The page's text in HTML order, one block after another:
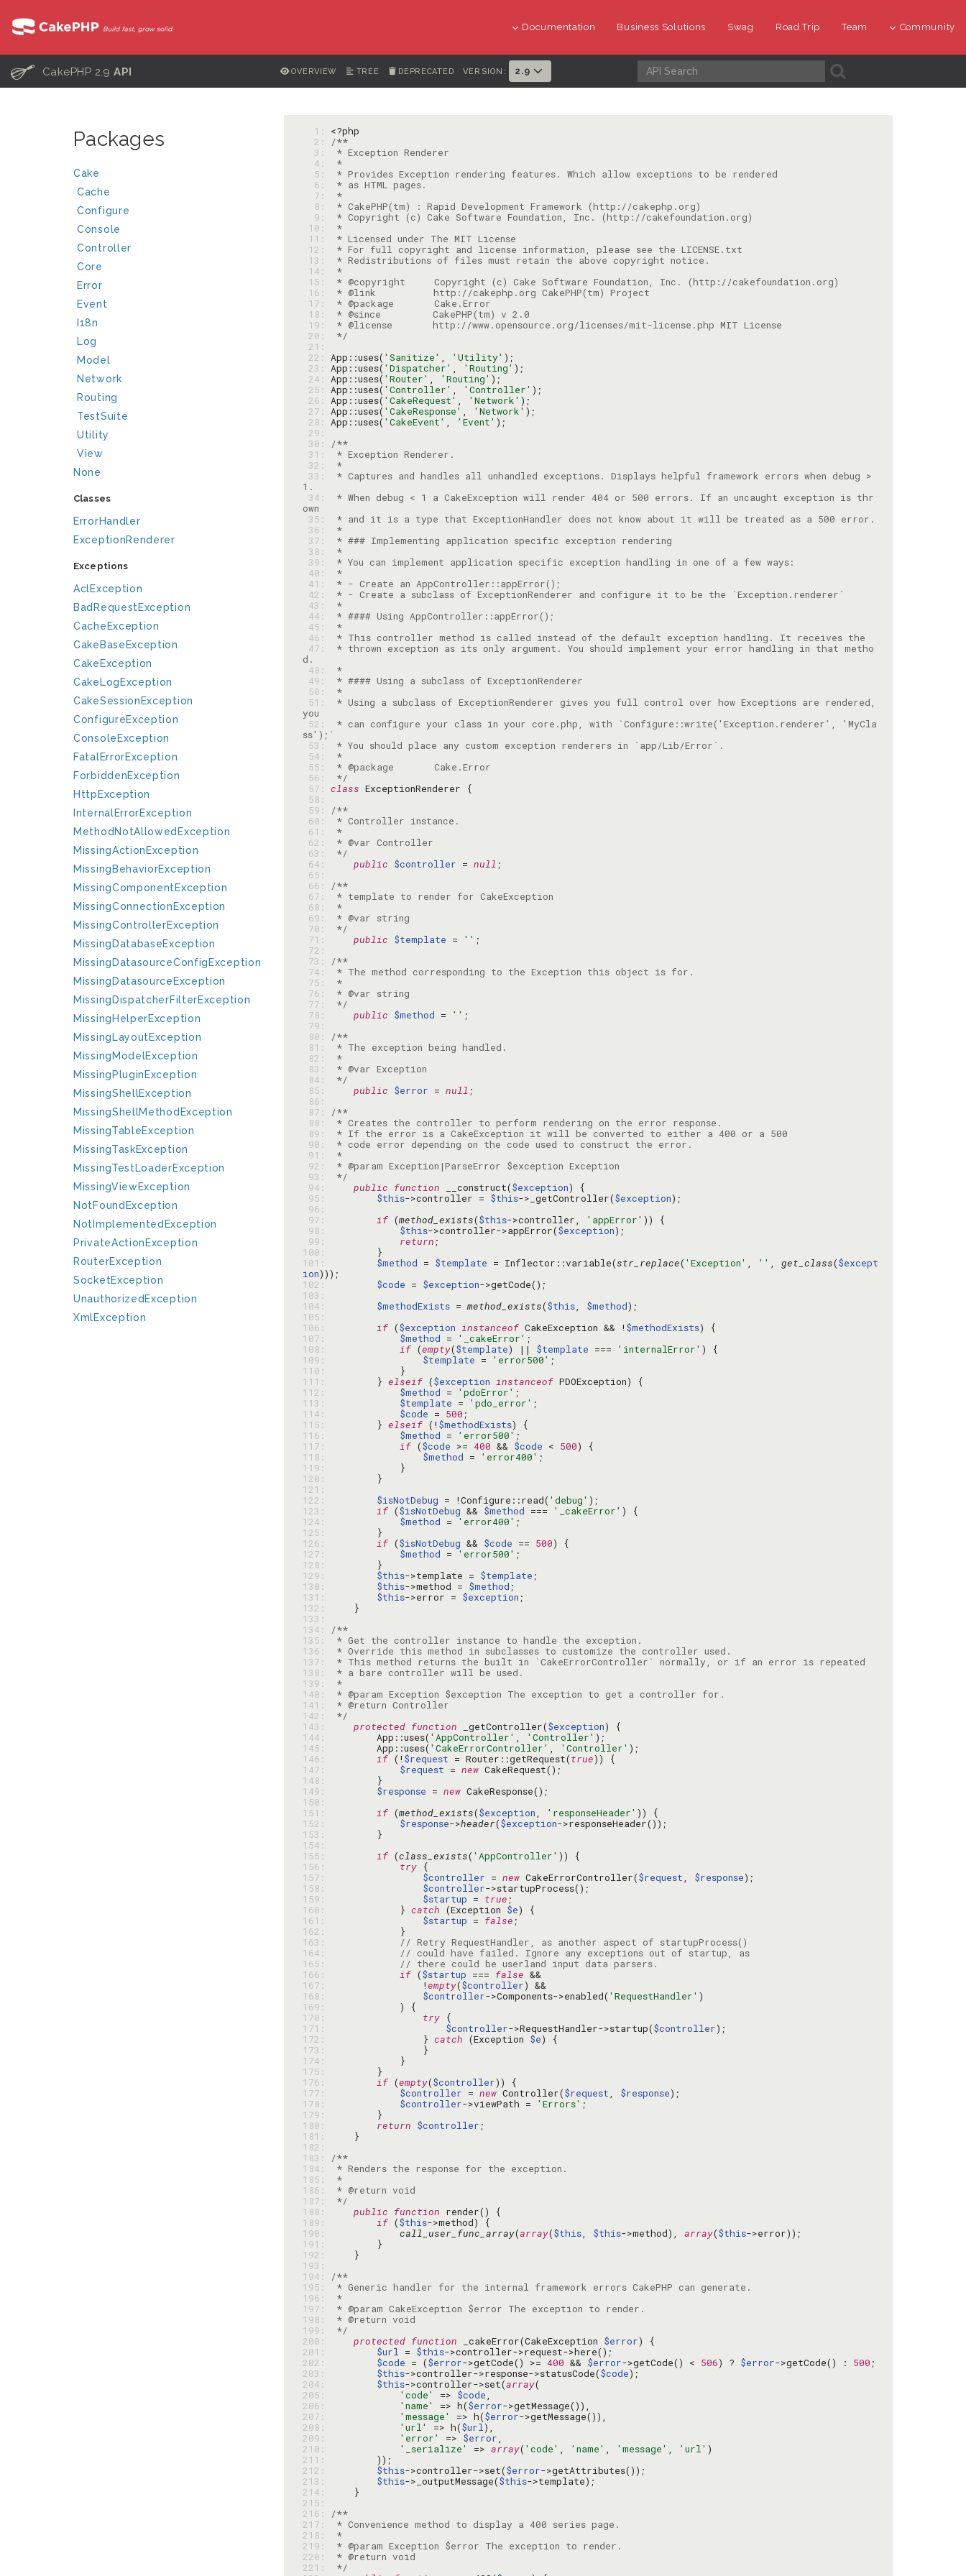
Documentation Business Solutions Swag Road Trip Team Community
C CakePHP 2.9API OVERVIEW TREE DEPRECATED VERSION: 2.9 A
Packages
Cake
Cache
Configure
Console
Controller
Core
Error
Event
I18n
Log
Model
Network
Routing
TestSuite
Utility
View
None
Classes
ErrorHandler
ExceptionRenderer
Exceptions
AclException
BadRequestException
CacheException
CakeBaseException
CakeException
CakeLogException
CakeSessionException
ConfigureException
ConsoleException
FatalErrorException
ForbiddenException
HttpException
InternalErrorException
MethodNotAllowedException
MissingActionException
MissingBehaviorException
MissingComponentException
MissingConnectionException
MissingControllerException
MissingDatabaseException
MissingDatasourceConfigException
MissingDatasourceException
MissingDispatcherFilterException
MissingHelperException
MissingLayoutException
MissingModelException
MissingPluginException
MissingShellException
MissingShellMethodException
MissingTableException
MissingTaskException
MissingTestLoaderException
MissingViewException
NotFoundException
NotImplementedException
PrivateActionException
RouterException
SocketException
UnauthorizedException
XmlException
  1:
<?php
  2:
  3:
  4:
  5:
  6:
  7:
  8:
  9:
10:
11:
12:
13:
14:
15:
16:
17:
18:
19:
20:
*/
21:
22: App::uses( 'Sanitize' , 'Utility'
23: App::uses( 'Dispatcher' , 'Routing'
24: App::uses( 'Router' , 'Routing'
25: App::uses( 'Controller' , 'Controller'
26: App::uses( 'CakeRequest' , 'Network'
27: App::uses( 'CakeResponse' , 'Network'
28: App::uses( 'CakeEvent' , 'Event'
29:
30:
31:
32:
33:
* Captures and handles all unhandled exceptions. Displays helpful framework errors when debug >
34:
* When debug < 1 a CakeException will render 404 or 500 errors. If an uncaught exception is thr
35:
36:
37:
38:
39:
40:
41:
42:
43:
44:
45:
46:
47:
* thrown exception as its only argument. You should implement your error handling in that metho
48:
49:
50:
51:
* Using a subclass of ExceptionRenderer gives you full control over how Exceptions are rendered,
52:
* can configure your class in your core.php, with `Configure::write('Exception.renderer', 'MyCla
53:
54:
55:
56:
*/
57: class
58:
59:
60:
61:
62:
63:
*/
64:
public $controller = null
65:
66:
67:
68:
69:
70:
*/
71:
public $template = ''
72:
73:
74:
75:
76:
77:
*/
78:
public $method = ''
79:
80:
81:
82:
83:
84:
*/
85:
public $error = null
86:
87:
88:
89:
90:
91:
92:
93:
*/
94:
public function __construct($exception
95:
$this->controller = $this->_getController($exception
96:
97:
if (method_exists($this->controller, 'appError'
98:
$this->controller->appError($exception
99:
return
100:
101:
$method = $template = Inflector::variable(str_replace( 'Exception' , '' , get_class($except
ion
102:
$code = $exception
103:
104:
$methodExists = method_exists($this, $method
105:
106:
if ($exception instanceof CakeException && !$methodExists
107:
$method = '_cakeError'
108:
if (empty($template) || $template === 'internalError'
109:
$template = 'error500'
110:
111:
        }
elseif ($exception instanceof
112:
$method = 'pdoError'
113:
$template = 'pdo_error'
114:
$code = 500
115:
        }
elseif (!$methodExists
116:
$method = 'error500'
117:
if ($code >= 400 && $code < 500
118:
$method = 'error400'
119:
120:
121:
122:
$isNotDebug = !Configure::read( 'debug'
123:
if ($isNotDebug && $method === '_cakeError'
124:
$method = 'error400'
125:
126:
if ($isNotDebug && $code == 500
127:
$method = 'error500'
128:
129:
$this->template = $template
130:
$this->method = $method
131:
$this->error = $exception
132:
133:
134:
135:
136:
137:
138:
139:
140:
141:
142:
*/
143:
protected function _getController($exception
144:
        App::uses(
'AppController' , 'Controller'
145:
        App::uses(
'CakeErrorController' , 'Controller'
146:
if (!$request = Router::getRequest(true
147:
$request = new
148:
149:
$response = new
150:
151:
if (method_exists($exception, 'responseHeader'
152:
$response->header($exception
153:
154:
155:
if (class_exists( 'AppController'
156:
try
157:
$controller = new CakeErrorController($request, $response
158:
$controller
159:
$startup = true
160:
            }
catch (Exception $e
161:
$startup = false
162:
163:
// Retry RequestHandler, as another aspect of startupProcess()
164:
// could have failed. Ignore any exceptions out of startup, as
165:
// there could be userland input data parsers.
166:
if ($startup === false
167:
                !
empty($controller
168:
$controller->Components->enabled( 'RequestHandler'
169:
170:
try
171:
$controller->RequestHandler->startup($controller
172:
                }
catch (Exception $e
173:
174:
175:
176:
if (empty($controller
177:
$controller = new Controller($request, $response
178:
$controller->viewPath = 'Errors'
179:
180:
return $controller
181:
182:
183:
184:
185:
186:
187:
*/
188:
public function
189:
if ($this
190:
call_user_func_array(array($this, $this->method), array($this
191:
192:
193:
194:
195:
196:
197:
198:
199:
*/
200:
protected function _cakeError(CakeException $error
201:
$url = $this
202:
$code = ($error->getCode() >= 400 && $error->getCode() < 506) ? $error->getCode() : 500
203:
$this->controller->response->statusCode($code
204:
$this->controller->set(array
205:
'code' => $code
206:
'name' => h($error
207:
'message' => h($error
208:
'url' => h($url
209:
'error' => $error
210:
'_serialize' => array( 'code' , 'name' , 'message' , 'url'
211:
212:
$this->controller->set($error
213:
$this->_outputMessage($this
214:
215:
216:
217:
218:
219:
220:
221:
*/